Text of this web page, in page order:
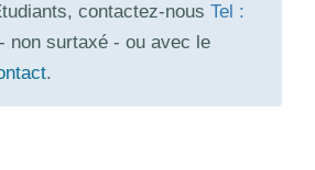
contactez-nous Tel :
- non surtaxé - ou avec le
.